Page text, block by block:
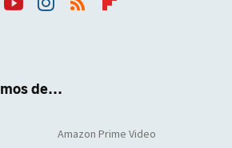
de...
Amazon Prime Video